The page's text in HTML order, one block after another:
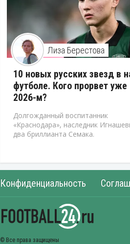
Лиза Берестова
10 новых русских звезд в
футболе. Кого прорвет уже
2026-м?
Долгожданный воспитанник
«Краснодара», наследник
два бриллианта Семака.
Конфиденциальность